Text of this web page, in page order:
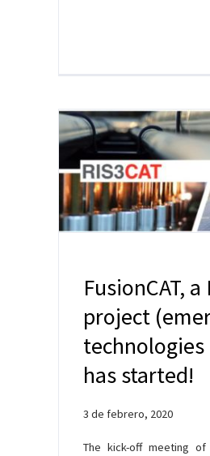
FusionCAT, a
project
has started!
3 de febrero, 2020
The kick-off meeting of